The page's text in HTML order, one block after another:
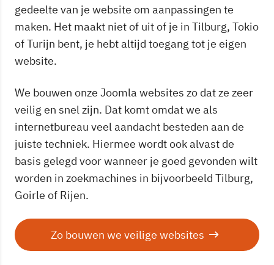
gedeelte van je website om aanpassingen te
maken. Het maakt niet of uit of je in Tilburg, Tokio
of Turijn bent, je hebt altijd toegang tot je eigen
website.
We bouwen onze Joomla websites zo dat ze zeer
veilig en snel zijn. Dat komt omdat we als
internetbureau veel aandacht besteden aan de
juiste techniek. Hiermee wordt ook alvast de
basis gelegd voor wanneer je goed gevonden wilt
worden in zoekmachines in bijvoorbeeld Tilburg,
Goirle of Rijen.
Zo bouwen we veilige websites